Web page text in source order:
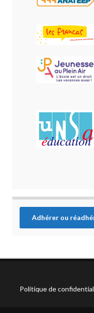
Adhérer ou
Politique de